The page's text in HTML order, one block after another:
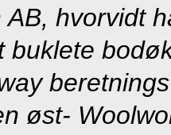
AB, hvorvidt
buklete
øst-